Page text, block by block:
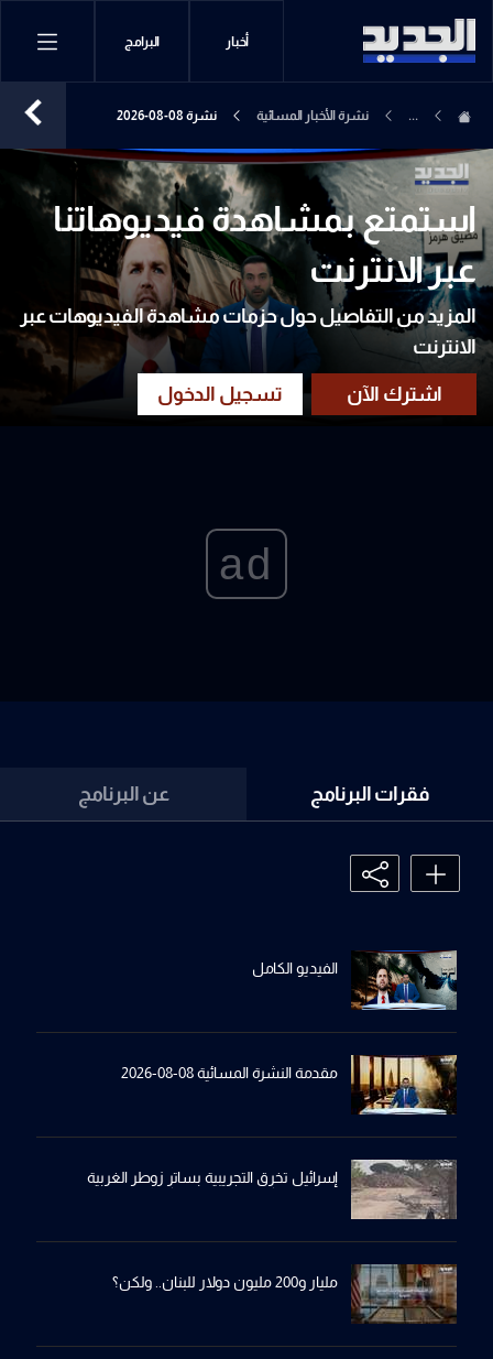
أخبار البرامج
... نشرة الأخبار المسائية نشرة 08-08-2026
استمتع بمشاهدة فيديوهاتنا
عبر الانترنت
المزيد من التفاصيل حول حزمات مشاهدة الفيديوهات عبر
الانترنت
ad
فقرات البرنامج عن البرنامج
الفيديو الكامل
مقدمة النشرة المسائية 08-08-2026
إسرائيل تخرِق التجريبية بساترِ زوطر الغربية
مليار و200 مليون دولار للبنان.. ولكن؟